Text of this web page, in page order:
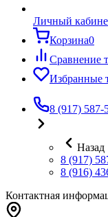
Личный
Корзина0
Сравнение
Избранные
8 (917) 587-
Назад
8 (917)
8 (916)
Контактная